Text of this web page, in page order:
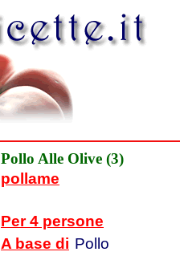
Pollo Alle Olive (3)
pollame
Per 4 persone
A base di Pollo